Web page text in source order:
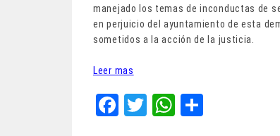
manejado los temas de inconductas de
en perjuicio del ayuntamiento de esta
sometidos a la acción de la justicia.
Leer mas
Fa
T
W